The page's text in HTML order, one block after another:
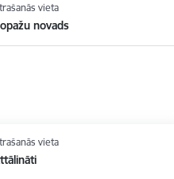
vieta
novads
vieta